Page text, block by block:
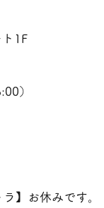
1F
）
】お休みです。